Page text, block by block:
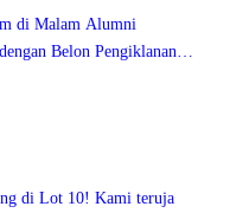
di Malam Alumni
Belon Pengiklanan
di Lot 10! Kami teruja